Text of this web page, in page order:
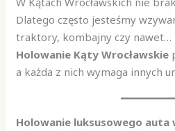
Dlatego często jesteśmy
traktory, kombajny czy nawet…
Holowanie Kąty Wrocławskie
a każda z nich wymaga innych
Holowanie luksusowego auta